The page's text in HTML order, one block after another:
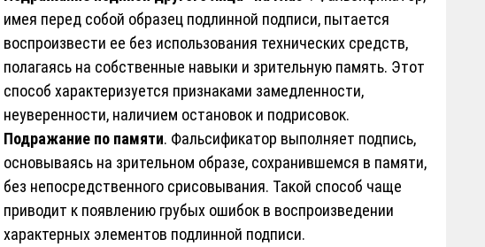
имея перед собой образец подлинной подписи, пытается
воспроизвести ее без использования технических средств,
полагаясь на собственные навыки и зрительную память. Этот
способ характеризуется признаками замедленности,
неуверенности, наличием остановок и подрисовок.
Подражание по памяти. Фальсификатор выполняет подпись,
основываясь на зрительном образе, сохранившемся в памяти,
без непосредственного срисовывания. Такой способ чаще
приводит к появлению грубых ошибок в воспроизведении
характерных элементов подлинной подписи.